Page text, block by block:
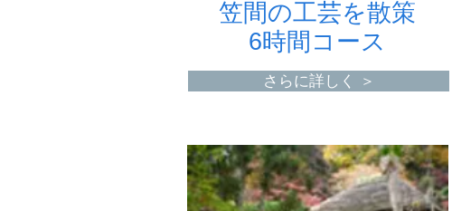
笠間の工芸を散策
6時間コース
さらに詳しく ＞